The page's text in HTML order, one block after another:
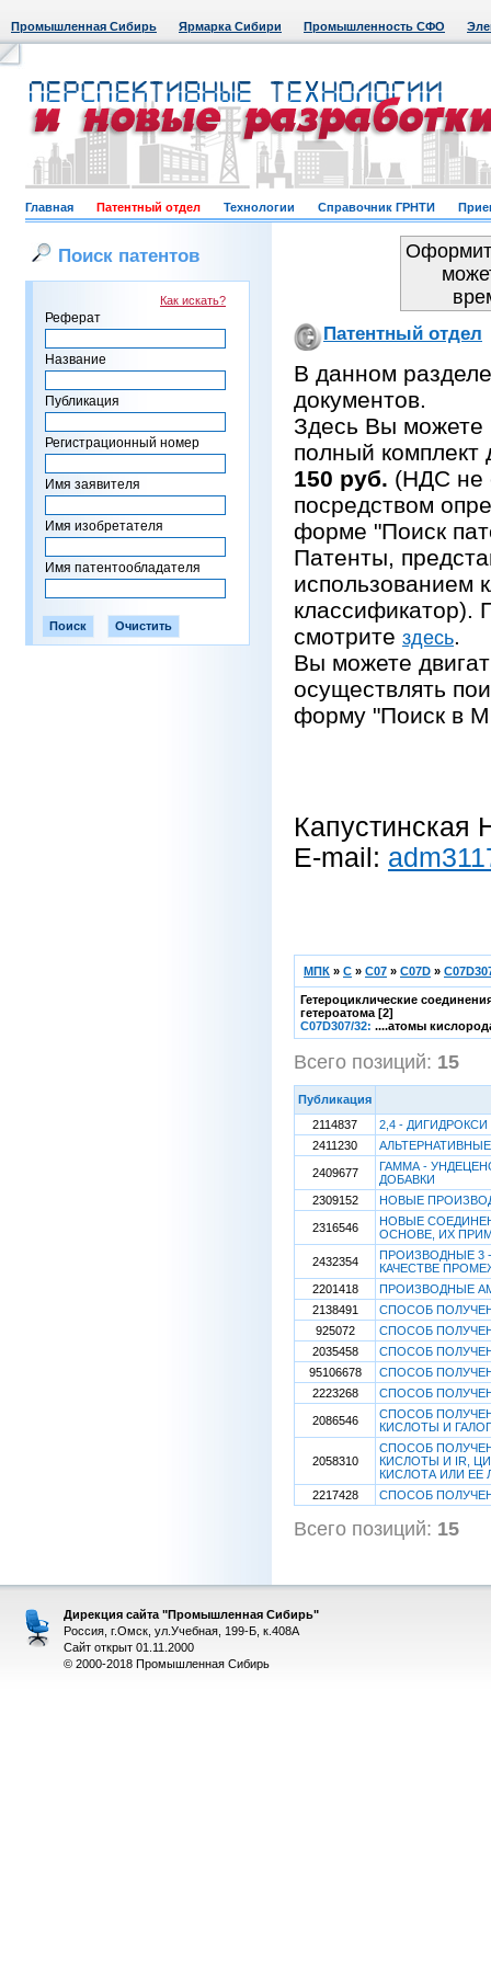
Промышленная Сибирь Ярмарка Сибири Промышленность СФО
Главная Патентный отдел Технологии Справочник ГРНТИ
Поиск патентов
Как искать?
Реферат
Название
Публикация
Регистрационный номер
Имя заявителя
Имя изобретателя
Имя патентообладателя
Патентный отдел
В данном
документов.
Здесь Вы можете
полный комплект
150 руб. (НДС не
посредством
форме "Поиск
Патенты,
использованием
классификатор).
смотрите здесь.
Вы можете
осуществлять
форму "Поиск в
Капустинская
E-mail:
МПК » C » C07 » C07D »
Гетероциклические
гетероатома [2]
C07D307/32: ....атомы
Всего позиций: 15
Публикация
2114837
2,4 -
2411230
2409677
ГАММА -
ДОБАВКИ
2309152
НОВЫЕ
2316546
НОВЫЕ
ОСНОВЕ, ИХ
2432354
ПРОИЗВОДНЫЕ 3 -
КАЧЕСТВЕ
2201418
ПРОИЗВОДНЫЕ
2138491
СПОСОБ
925072
СПОСОБ
2035458
СПОСОБ
95106678
СПОСОБ
2223268
СПОСОБ
2086546
СПОСОБ
КИСЛОТЫ И
2058310
СПОСОБ
КИСЛОТЫ И IR,
КИСЛОТА ИЛИ ЕЕ
2217428
СПОСОБ
Всего позиций: 15
Дирекция сайта "Промышленная Сибирь"
Россия, г.Омск, ул.Учебная, 199-Б, к.408А
Сайт открыт 01.11.2000
© 2000-2018 Промышленная Сибирь